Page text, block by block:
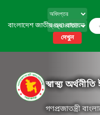
বাংলাদেশ জাতীয় তথ্য বাতায়ন
দেখুন
স্বাস্থ্য
গণপ্রজাতন্ত্রী